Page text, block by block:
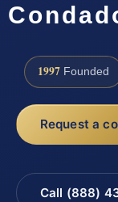
1997 Founded
Request a
Call (888)